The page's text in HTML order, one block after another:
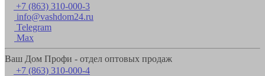
+7 (863) 310-000-3
info@vashdom24.ru
Telegram
Max
Ваш Дом Профи - отдел оптовых продаж
+7 (863) 310-000-4